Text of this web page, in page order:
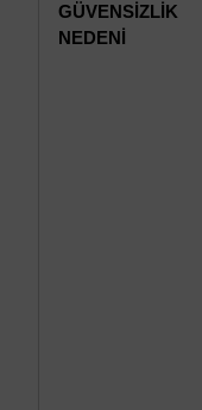
GÜVENSİZLİK
NEDENİ